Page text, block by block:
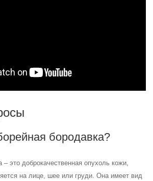
бородавка?
– это доброкачественная опухоль кожи,
на лице, шее или груди. Она имеет вид